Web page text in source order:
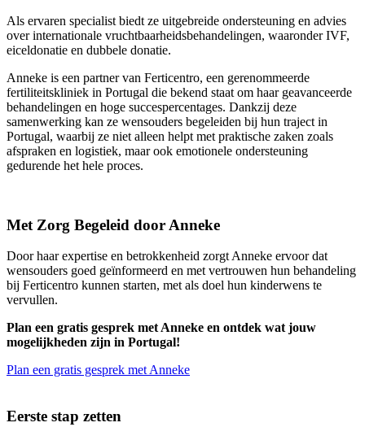
Als ervaren specialist biedt ze uitgebreide ondersteuning en advies
over internationale vruchtbaarheidsbehandelingen, waaronder IVF,
eiceldonatie en dubbele donatie.
Anneke is een partner van Ferticentro, een gerenommeerde
fertiliteitskliniek in Portugal die bekend staat om haar geavanceerde
behandelingen en hoge succespercentages. Dankzij deze
samenwerking kan ze wensouders begeleiden bij hun traject in
Portugal, waarbij ze niet alleen helpt met praktische zaken zoals
afspraken en logistiek, maar ook emotionele ondersteuning
gedurende het hele proces.
Met Zorg Begeleid door Anneke
Door haar expertise en betrokkenheid zorgt Anneke ervoor dat
wensouders goed geïnformeerd en met vertrouwen hun behandeling
bij Ferticentro kunnen starten, met als doel hun kinderwens te
vervullen.
Plan een gratis gesprek met Anneke en ontdek wat jouw
mogelijkheden zijn in Portugal!
Plan een gratis gesprek met Anneke
Eerste stap zetten